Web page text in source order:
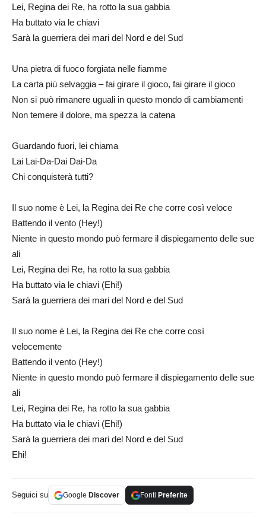
Lei, Regina dei Re, ha rotto la sua gabbia
Ha buttato via le chiavi
Sarà la guerriera dei mari del Nord e del Sud
Una pietra di fuoco forgiata nelle fiamme
La carta più selvaggia – fai girare il gioco, fai girare il gioco
Non si può rimanere uguali in questo mondo di cambiamenti
Non temere il dolore, ma spezza la catena
Guardando fuori, lei chiama
Lai Lai-Da-Dai Dai-Da
Chi conquisterà tutti?
Il suo nome è Lei, la Regina dei Re che corre così veloce
Battendo il vento (Hey!)
Niente in questo mondo può fermare il dispiegamento delle sue
ali
Lei, Regina dei Re, ha rotto la sua gabbia
Ha buttato via le chiavi (Ehi!)
Sarà la guerriera dei mari del Nord e del Sud
Il suo nome è Lei, la Regina dei Re che corre così
velocemente
Battendo il vento (Hey!)
Niente in questo mondo può fermare il dispiegamento delle sue
ali
Lei, Regina dei Re, ha rotto la sua gabbia
Ha buttato via le chiavi (Ehi!)
Sarà la guerriera dei mari del Nord e del Sud
Ehi!
Seguici su Google Discover Fonti Preferite